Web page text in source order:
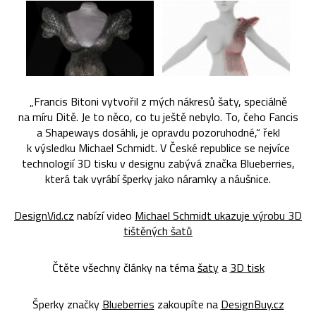
„Francis Bitoni vytvořil z mých nákresů šaty, speciálně
na míru Ditě. Je to něco, co tu ještě nebylo. To, čeho Fancis
a Shapeways dosáhli, je opravdu pozoruhodné,“ řekl
k výsledku Michael Schmidt. V České republice se nejvíce
technologií 3D tisku v designu zabývá značka Blueberries,
která tak vyrábí šperky jako náramky a náušnice.
DesignVid.cz nabízí video Michael Schmidt ukazuje výrobu 3D
tištěných šatů
Čtěte všechny články na témašatya 3D tisk
Šperky značky Blueberries zakoupíte na DesignBuy.cz